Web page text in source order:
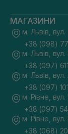
МАГАЗИНИ
м. Львів,
+38 (098)
м. Львів,
+38 (097)
м. Львів,
+38 (097)
м. Рівне,
+38 (097)
м. Рівне,
+38 (068)